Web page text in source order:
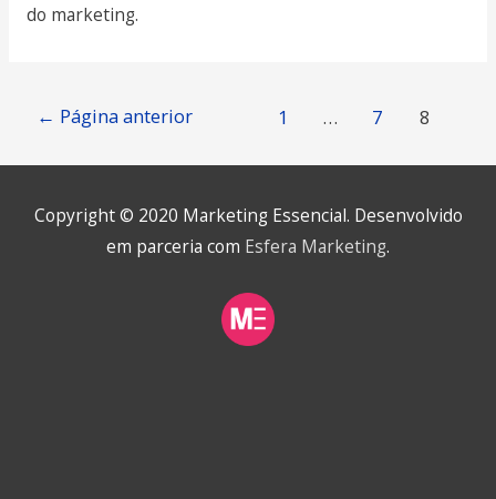
do marketing.
Navegação
← Página anterior 1 … 7 8
Copyright © 2020 Marketing Essencial. Desenvolvido
em parceria com Esfera Marketing.